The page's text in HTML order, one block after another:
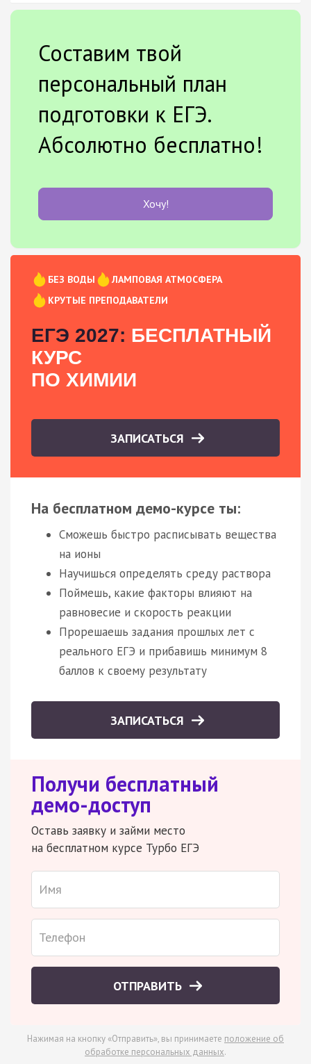
Составим твой
персональный план
подготовки к ЕГЭ.
Абсолютно бесплатно!
Хочу!
БЕЗ ВОДЫ
ЛАМПОВАЯ АТМОСФЕРА
КРУТЫЕ ПРЕПОДАВАТЕЛИ
ЕГЭ 2027: БЕСПЛАТНЫЙ
КУРС
ПО ХИМИИ
ЗАПИСАТЬСЯ
На бесплатном демо-курсе ты:
Сможешь быстро расписывать вещества
на ионы
Научишься определять среду раствора
Поймешь, какие факторы влияют на
равновесие и скорость реакции
Прорешаешь задания прошлых лет с
реального ЕГЭ и прибавишь минимум 8
баллов к своему результату
ЗАПИСАТЬСЯ
Получи бесплатный
демо-доступ
Оставь заявку и займи место
на бесплатном курсе Турбо ЕГЭ
ОТПРАВИТЬ
Нажимая на кнопку «Отправить», вы принимаете положение об
обработке персональных данных.